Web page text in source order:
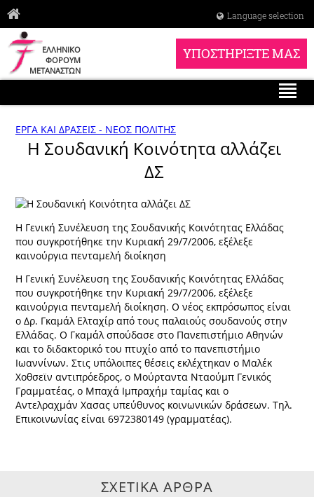
Language selection
ΕΛΛΗΝΙΚΟ
ΦΟΡΟΥΜ
ΜΕΤΑΝΑΣΤΩΝ
ΥΠΟΣΤΗΡΙΞΤΕ ΜΑΣ
ΕΡΓΑ ΚΑΙ ΔΡΑΣΕΙΣ - ΝΕΟΣ ΠΟΛΙΤΗΣ
Η Σουδανική Κοινότητα αλλάζει
ΔΣ
Η Γενική Συνέλευση της Σουδανικής Κοινότητας Ελλάδας
που συγκροτήθηκε την Κυριακή 29/7/2006, εξέλεξε
καινούργια πενταμελή διοίκηση
Η Γενική Συνέλευση της Σουδανικής Κοινότητας Ελλάδας
που συγκροτήθηκε την Κυριακή 29/7/2006, εξέλεξε
καινούργια πενταμελή διοίκηση. Ο νέος εκπρόσωπος είναι
ο Δρ. Γκαμάλ Ελταχίρ από τους παλαιούς σουδανούς στην
Ελλάδας. Ο Γκαμάλ σπούδασε στο Πανεπιστήμιο Αθηνών
και το διδακτορικό του πτυχίο από το πανεπιστήμιο
Ιωαννίνων. Στις υπόλοιπες θέσεις εκλέχτηκαν ο Μαλέκ
Χοθσεϊν αντιπρόεδρος, ο Μούρταντα Νταούμπ Γενικός
Γραμματέας, ο Μπαχά Ιμπραχήμ ταμίας και ο
Αντελραχμάν Χασας υπεύθυνος κοινωνικών δράσεων. Τηλ.
Επικοινωνίας είναι 6972380149 (γραμματέας).
ΣΧΕΤΙΚΑ ΑΡΘΡΑ